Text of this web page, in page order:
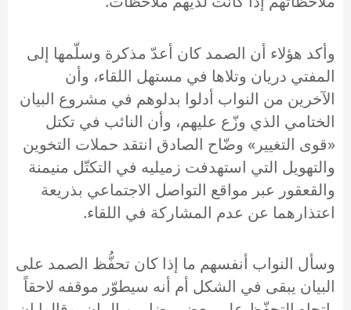
وأكد هؤلاء أن الصمد كان أعدّ مذكرة وسلّمها إلى
المفتي دريان وتلاها في مستهل اللقاء، وأن
الآخرين من النواب أدلوا بدلوهم في مشروع البيان
الختامي الذي وزّع عليهم، وأن النائب في تكتل
«قوى التغيير» وضّاح الصادق انتقد حملات التخوين
والتهويل التي استهدفت زميليه في التكتّل منيمنة
والقعقور عبر مواقع التواصل الاجتماعي بذريعة
اعتذارهما عن عدم المشاركة في اللقاء.
وسأل النواب أنفسهم ما إذا كان تحفُّظ الصمد على
البيان يبقى في الشكل أم أنه سيطوّر موقفه لاحقاً